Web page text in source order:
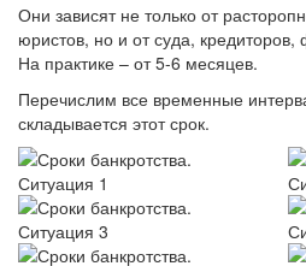
Они зависят не только от
юристов, но и от суда,
На практике – от 5-6 месяцев.
Перечислим все временные
складывается этот срок.